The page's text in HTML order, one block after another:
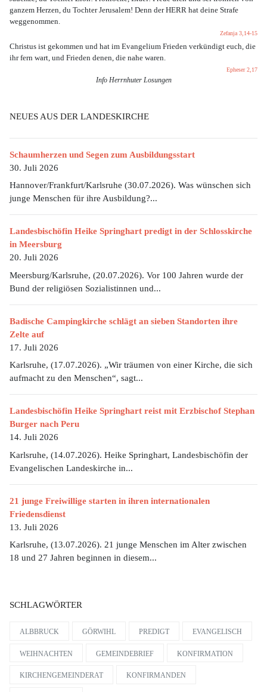
ganzem Herzen, du Tochter Jerusalem! Denn der HERR hat deine Strafe
weggenommen.
Zefanja 3,14-15
Christus ist gekommen und hat im Evangelium Frieden verkündigt euch, die
ihr fern wart, und Frieden denen, die nahe waren.
Epheser 2,17
Info Herrnhuter Losungen
NEUES AUS DER LANDESKIRCHE
Schaumherzen und Segen zum Ausbildungsstart
30. Juli 2026
Hannover/Frankfurt/Karlsruhe (30.07.2026). Was wünschen sich
junge Menschen für ihre Ausbildung?...
Landesbischöfin Heike Springhart predigt in der Schlosskirche
in Meersburg
20. Juli 2026
Meersburg/Karlsruhe, (20.07.2026). Vor 100 Jahren wurde der
Bund der religiösen Sozialistinnen und...
Badische Campingkirche schlägt an sieben Standorten ihre
Zelte auf
17. Juli 2026
Karlsruhe, (17.07.2026). „Wir träumen von einer Kirche, die sich
aufmacht zu den Menschen“, sagt...
Landesbischöfin Heike Springhart reist mit Erzbischof Stephan
Burger nach Peru
14. Juli 2026
Karlsruhe, (14.07.2026). Heike Springhart, Landesbischöfin der
Evangelischen Landeskirche in...
21 junge Freiwillige starten in ihren internationalen
Friedensdienst
13. Juli 2026
Karlsruhe, (13.07.2026). 21 junge Menschen im Alter zwischen
18 und 27 Jahren beginnen in diesem...
SCHLAGWÖRTER
ALBBRUCK GÖRWIHL PREDIGT EVANGELISCH
WEIHNACHTEN GEMEINDEBRIEF KONFIRMATION
KIRCHENGEMEINDERAT KONFIRMANDEN